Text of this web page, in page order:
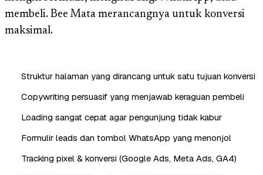
membeli. Bee Mata merancangnya untuk konversi
maksimal.
Struktur halaman yang dirancang untuk satu tujuan konversi
Copywriting persuasif yang menjawab keraguan pembeli
Loading sangat cepat agar pengunjung tidak kabur
Formulir leads dan tombol WhatsApp yang menonjol
Tracking pixel & konversi (Google Ads, Meta Ads, GA4)